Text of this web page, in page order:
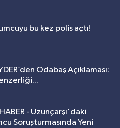
bu kez polis açtı!
Odabaş Açıklaması:
- Uzunçarşı'daki
Soruşturmasında Yeni